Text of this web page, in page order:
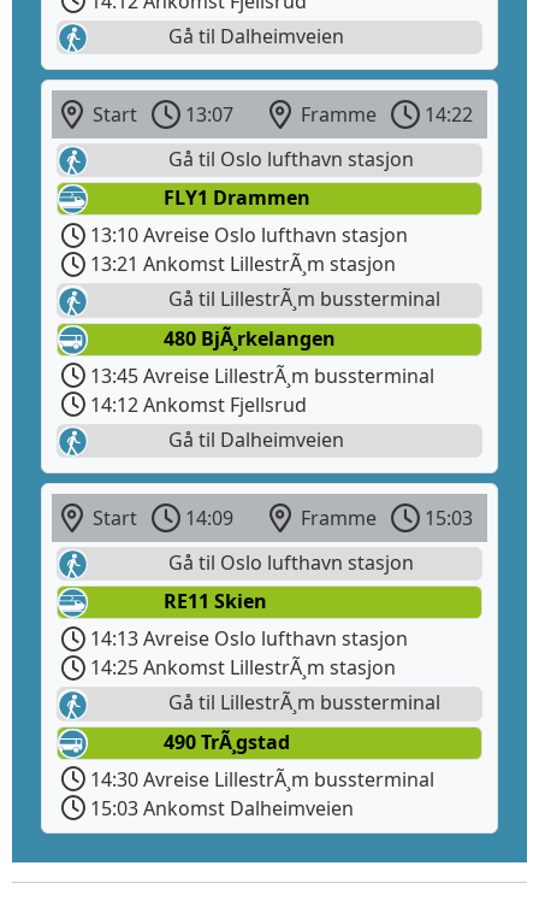
Gå til Dalheimveien
Start 13:07 Framme
14:22
Gå til Oslo lufthavn stasjon
FLY1 Drammen
13:10 Avreise Oslo lufthavn stasjon
13:21 Ankomst LillestrÃ¸m stasjon
Gå til LillestrÃ¸m bussterminal
480 BjÃ¸rkelangen
13:45 Avreise LillestrÃ¸m bussterminal
14:12 Ankomst Fjellsrud
Gå til Dalheimveien
Start 14:09 Framme
15:03
Gå til Oslo lufthavn stasjon
RE11 Skien
14:13 Avreise Oslo lufthavn stasjon
14:25 Ankomst LillestrÃ¸m stasjon
Gå til LillestrÃ¸m bussterminal
490 TrÃ¸gstad
14:30 Avreise LillestrÃ¸m bussterminal
15:03 Ankomst Dalheimveien